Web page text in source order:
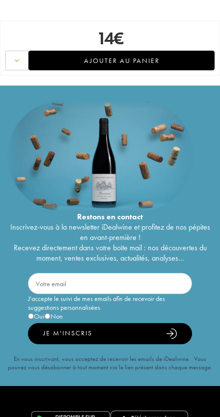
14€
AJOUTER AU PANIER
Restons encontact
Inscrivez-vous à la newsletter iDealwine et profitez de nos pépites
en avant-première !
Recevez directement dans votre boîte mail : nos découvertes du
moment, ventes exclusives, actualités, analyses...
J'accepte le suivi de mes emails afin de recevoir des
suggestions personnalisées
Oui
Non
JE M'INSCRIS
En vous inscrivant, vous acceptez de recevoir les emails de iDealwine. Vous
pouvez vous désabonner à tout moment via le lien présent dans chaque message.